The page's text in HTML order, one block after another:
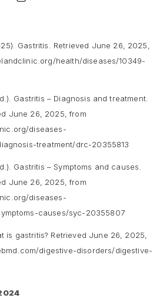
Gastritis
. Retrieved June 26, 2025,
health/diseases/10349-
Gastritis – Diagnosis and treatment.
June 26, 2025, from
diseases-
treatment/drc-20355813
Gastritis – Symptoms and causes.
June 26, 2025, from
diseases-
causes/syc-20355807
is gastritis? Retrieved June 26, 2025,
digestive-disorders/digestive-